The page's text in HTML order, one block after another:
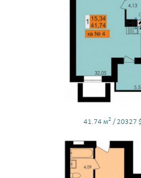
41.74 м2 / 20327